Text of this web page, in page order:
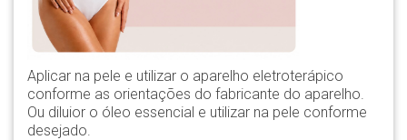
Aplicar na pele e utilizar o aparelho eletroterápico
conforme as orientações do fabricante do aparelho.
Ou diluior o óleo essencial e utilizar na pele conforme
desejado.